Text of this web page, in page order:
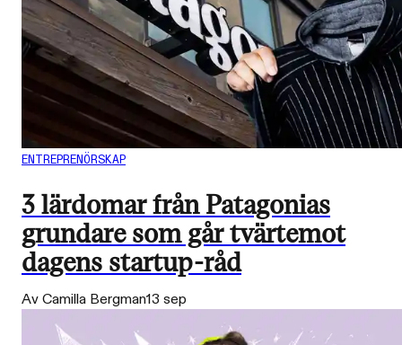
ENTREPRENÖRSKAP
3 lärdomar från Patagonias
grundare som går tvärtemot
dagens startup-råd
Av Camilla Bergman13 sep